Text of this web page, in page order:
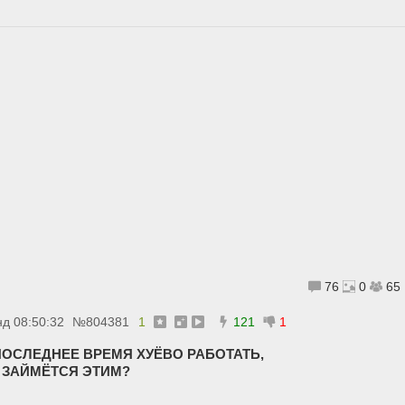
76 0 65
08:50:32 №804381 1 121 1
ВРЕМЯ ХУЁВО РАБОТАТЬ,
ЭТИМ?